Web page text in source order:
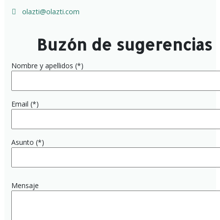
olazti@olazti.com
Buzón de sugerencias
Nombre y apellidos (*)
Email (*)
Asunto (*)
Mensaje